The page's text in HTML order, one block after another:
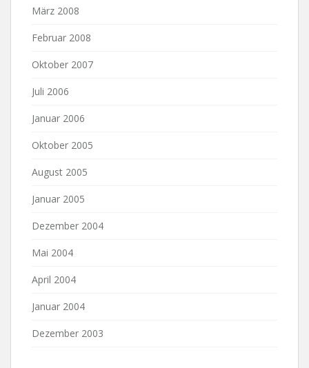
März 2008
Februar 2008
Oktober 2007
Juli 2006
Januar 2006
Oktober 2005
August 2005
Januar 2005
Dezember 2004
Mai 2004
April 2004
Januar 2004
Dezember 2003